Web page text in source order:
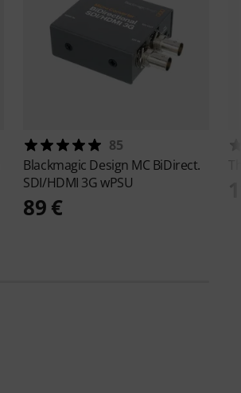
85
Blackmagic Design MC BiDirect.
SDI/HDMI 3G wPSU
89 €